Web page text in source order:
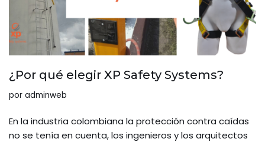
¿Por qué elegir XP Safety Systems?
por adminweb
En la industria colombiana la protección contra caídas
no se tenía en cuenta, los ingenieros y los arquitectos